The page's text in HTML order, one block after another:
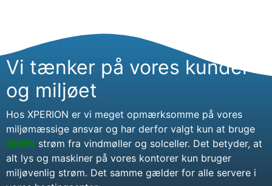
Vi tænker på vores kunder
og miljøet
Hos XPERION er vi meget opmærksomme på vores
miljømæssige ansvar og har derfor valgt kun at bruge
GRØN strøm fra vindmøller og solceller. Det betyder, at
alt lys og maskiner på vores kontorer kun bruger
miljøvenlig strøm. Det samme gælder for alle servere i